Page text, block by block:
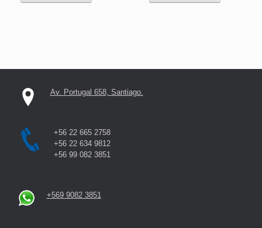
Av. Portugal 658, Santiago.
+56 22 665 2758
+56 22 634 9812
+56 99 082 3851
+569 9082 3851